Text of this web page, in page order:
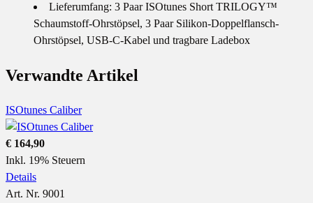
Lieferumfang: 3 Paar ISOtunes Short TRILOGY™
Schaumstoff-Ohrstöpsel, 3 Paar Silikon-Doppelflansch-
Ohrstöpsel, USB-C-Kabel und tragbare Ladebox
Verwandte Artikel
ISOtunes Caliber
€ 164,90
Inkl. 19% Steuern
Details
Art. Nr. 9001